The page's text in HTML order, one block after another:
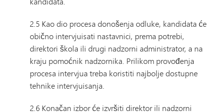
2.5 Kao dio procesa donošenja odluke, kandidata će
obično intervjuisati nastavnici, prema potrebi,
direktori škola ili drugi nadzorni administrator, a na
kraju pomoćnik nadzornika. Prilikom provođenja
procesa intervjua treba koristiti najbolje dostupne
tehnike intervjuisanja.
2.6 Konačan izbor će izvršiti direktor ili nadzorni